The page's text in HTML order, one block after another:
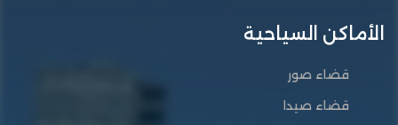
الأماكن السياحية
قضاء صور
قضاء صيدا